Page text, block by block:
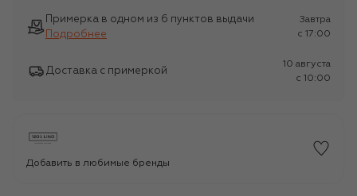
Примерка в одном из 6 пунктов выдачи
Подробнее
Завтра
c 17:00
Доставка с примеркой
10 августа
c 10:00
Добавить в любимые бренды